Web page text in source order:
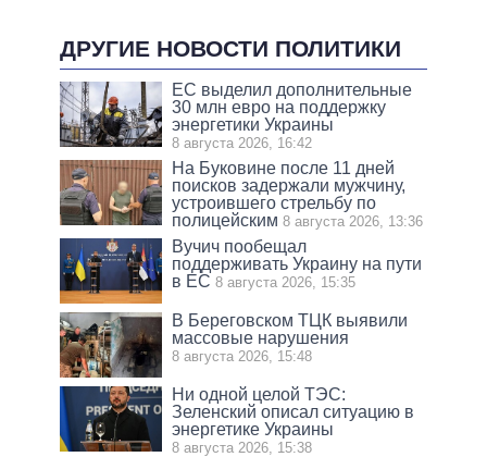
ДРУГИЕ НОВОСТИ ПОЛИТИКИ
ЕС выделил дополнительные
30 млн евро на поддержку
энергетики Украины
8 августа 2026, 16:42
На Буковине после 11 дней
поисков задержали мужчину,
устроившего стрельбу по
полицейским 8 августа 2026, 13:36
Вучич пообещал
поддерживать Украину на пути
в ЕС 8 августа 2026, 15:35
В Береговском ТЦК выявили
массовые нарушения
8 августа 2026, 15:48
Ни одной целой ТЭС:
Зеленский описал ситуацию в
энергетике Украины
8 августа 2026, 15:38